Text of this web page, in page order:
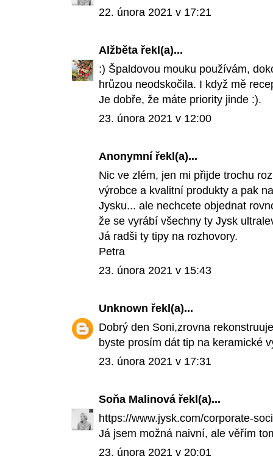
22. února 2021 v 17:21
Alžběta řekl(a)...
:) Špaldovou mouku používám,
hrůzou neodskočila. I když mě
Je dobře, že máte priority jinde :).
23. února 2021 v 12:00
Anonymní řekl(a)...
Nic ve zlém, jen mi přijde trochu
výrobce a kvalitní produkty a pak
Jysku... ale nechcete objednat
že se vyrábí všechny ty Jysk
Já radši ty tipy na rozhovory.
Petra
23. února 2021 v 15:43
Unknown řekl(a)...
Dobrý den Soni,zrovna
byste prosím dát tip na keramické
23. února 2021 v 17:31
Soňa Malinová řekl(a)...
https://www.jysk.com/corporate-
Já jsem možná naivní, ale věřím
23. února 2021 v 20:01